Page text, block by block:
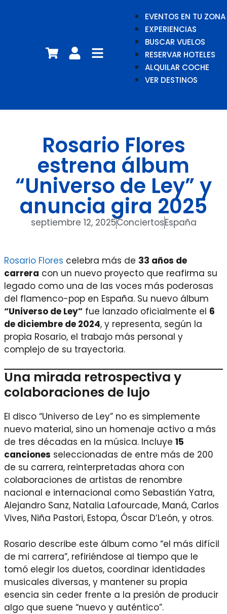
EVENTOS EN TU ZONA
EXPERIENCIAS
BUSCAR VUELOS
RESERVAR HOTELES
ALQUILAR COCHE
VER DESTINOS
Rosario Flores
estrena álbum
“Universo de Ley” y
anuncia gira 2025
septiembre 12, 2025ConciertosEspaña
Rosario Flores celebra más de 33 años de
carrera con un nuevo proyecto que reafirma su
legado como una de las voces más poderosas
del flamenco-pop en España. Su nuevo álbum
“Universo de Ley” fue lanzado oficialmente el 6
de diciembre de 2024, y representa, según la
propia Rosario, el trabajo más personal y
complejo de su trayectoria.
Una mirada retrospectiva y
colaboraciones de lujo
El disco “Universo de Ley” no es simplemente
nuevo material, sino un homenaje activo a más
de tres décadas en la música. Incluye 15
canciones seleccionadas de entre más de 200
de su carrera, reinterpretadas ahora con
colaboraciones de artistas de renombre
nacional e internacional como Sebastián Yatra,
Alejandro Sanz, Natalia Lafourcade, Maná, Carlos
Vives, Niña Pastori, Estopa, Óscar D’León, y otros.
Rosario describe este álbum como “el más difícil
de mi carrera”, refiriéndose al tiempo que le
tomó elegir los duetos, coordinar identidades
musicales diversas, y mantener su propia
esencia sin ceder frente a la presión de producir
algo que suene “nuevo y auténtico”.